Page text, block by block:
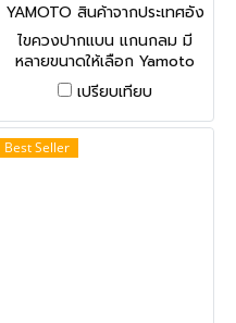
YAMOTO สินค้าจากประเทศอัง
กฤษ-1
ไขควงปากแบน แกนกลม มี
หลายขนาดให้เลือก Yamoto
Mechanics’ Screwdrivers:
Flared Tip, Round Blade
เปรียบเทียบ
Best Seller